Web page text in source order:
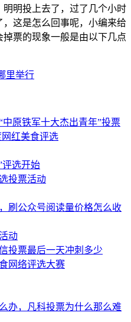
明投上去了，过了几个小时
这是怎么回事呢，小编来给
票的现象一般是由以下几点
里举行
原铁军十大杰出青年”投票
网红美食评选
评选开始
投票活动
刷公众号阅读量价格怎么收
动
投票最后一天冲刺多少
网络评选大赛
办，凡科投票为什么那么难